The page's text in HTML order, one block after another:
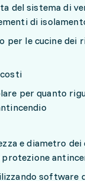
del sistema di
di
per le cucine dei
per quanto
e diametro
software